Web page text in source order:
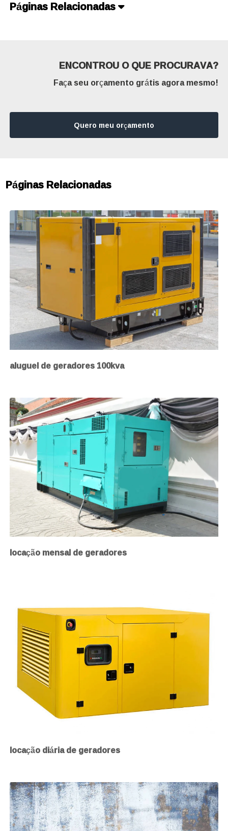
Páginas Relacionadas
ENCONTROU O QUE PROCURAVA?
Faça seu orçamento grátis agora mesmo!
Quero meu orçamento
Páginas Relacionadas
aluguel de geradores 100kva
locação mensal de geradores
locação diária de geradores